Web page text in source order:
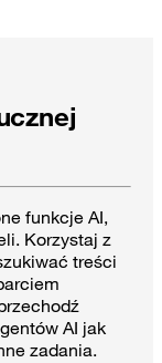
funkcje AI,
Korzystaj z
treści
AI jak
zadania.